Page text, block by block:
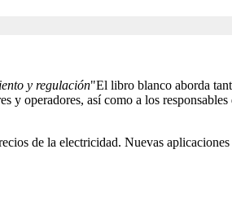
y regulación"El libro blanco aborda
operadores, así como a los
de la electricidad. Nuevas